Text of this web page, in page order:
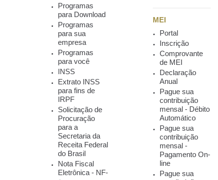
Programas
para Download
Programas
para sua
empresa
Programas
para você
INSS
Extrato INSS
para fins de
IRPF
Solicitação de
Procuração
para a
Secretaria da
Receita Federal
do Brasil
Nota Fiscal
Eletrônica - NF-
MEI
Portal
Inscrição
Comprovante
de MEI
Declaração
Anual
Pague sua
contribuição
mensal - Débito
Automático
Pague sua
contribuição
mensal -
Pagamento On-
line
Pague sua